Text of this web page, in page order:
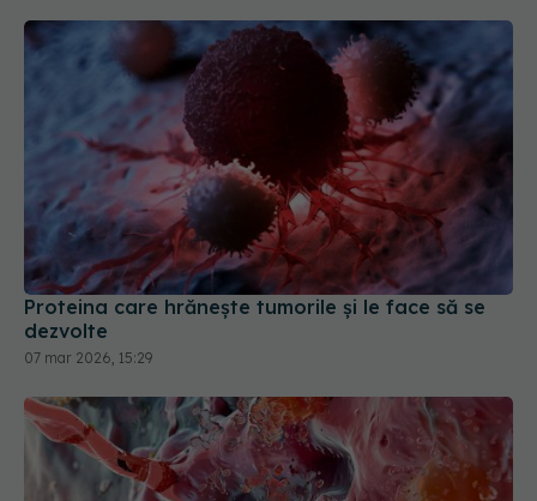
Proteina care hrănește tumorile și le face să se
dezvolte
07 mar 2026, 15:29